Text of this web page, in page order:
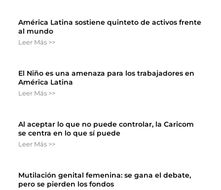
América Latina sostiene quinteto de activos frente
al mundo
Leer Más >>
El Niño es una amenaza para los trabajadores en
América Latina
Leer Más >>
Al aceptar lo que no puede controlar, la Caricom
se centra en lo que sí puede
Leer Más >>
Mutilación genital femenina: se gana el debate,
pero se pierden los fondos